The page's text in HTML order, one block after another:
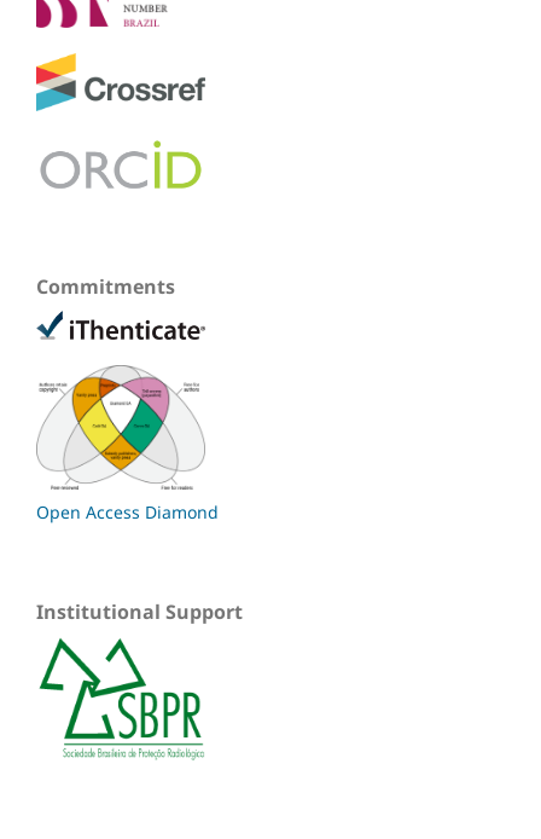
Commitments
Open Access Diamond
Institutional Support